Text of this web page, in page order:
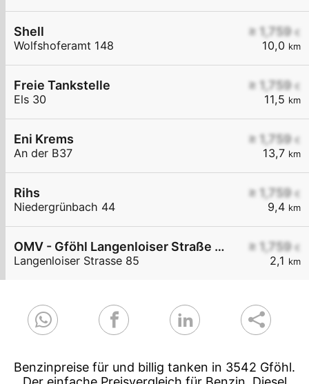
≥ 1,759 €
10,0 km
Shell
Wolfshoferamt 148
≥ 1,759 €
11,5 km
Freie Tankstelle
Els 30
≥ 1,759 €
13,7 km
Eni Krems
An der B37
≥ 1,759 €
9,4 km
Rihs
Niedergrünbach 44
≥ 1,759 €
2,1 km
OMV - Gföhl Langenloiser Straße 85
Langenloiser Strasse 85
Benzinpreise für und billig tanken in 3542 Gföhl.